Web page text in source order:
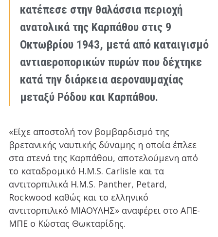
κατέπεσε στην θαλάσσια περιοχή
ανατολικά της Καρπάθου στις 9
Οκτωβρίου 1943, μετά από καταιγισμό
αντιαεροπορικών πυρών που δέχτηκε
κατά την διάρκεια αεροναυμαχίας
μεταξύ Ρόδου και Καρπάθου.
«Είχε αποστολή τον βομβαρδισμό της
βρετανικής ναυτικής δύναμης η οποία έπλεε
στα στενά της Καρπάθου, αποτελούμενη από
το καταδρομικό H.M.S. Carlisle και τα
αντιτορπιλικά H.M.S. Panther, Petard,
Rockwood καθώς και το ελληνικό
αντιτορπιλικό ΜΙΑΟΥΛΗΣ» αναφέρει στο ΑΠΕ-
ΜΠΕ ο Κώστας Θωκταρίδης.